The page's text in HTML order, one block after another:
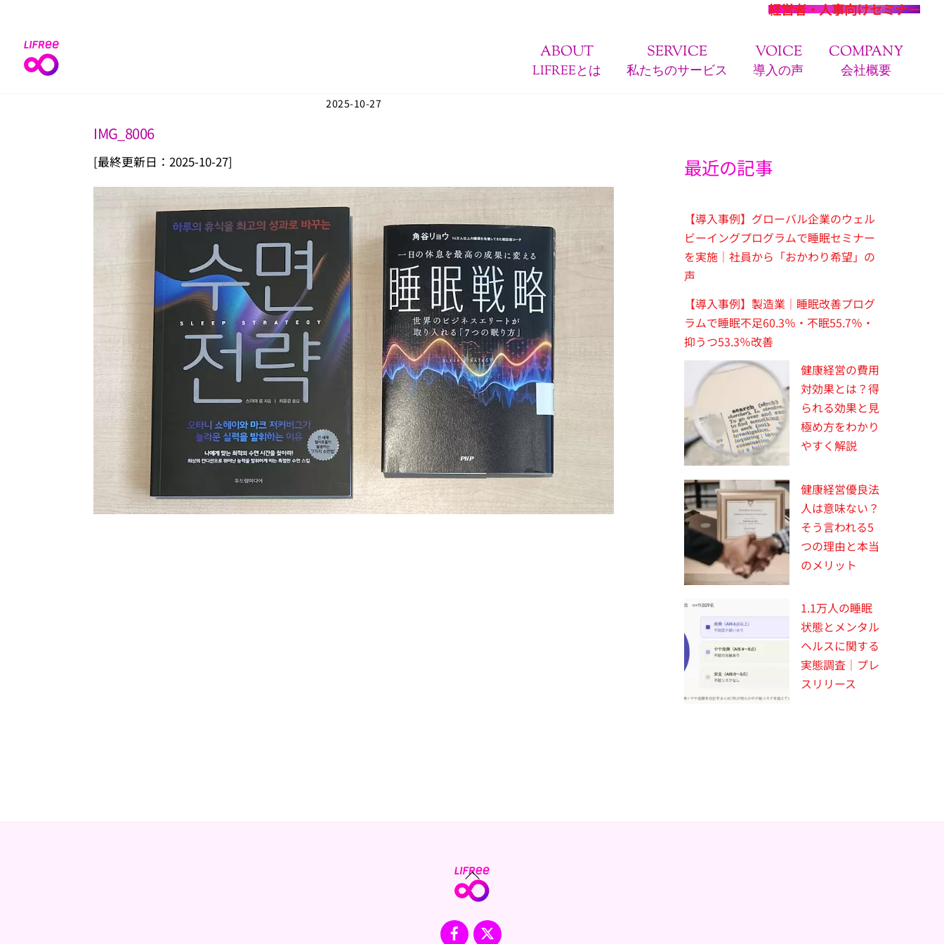
content
経営者・人事向けセミナー
ABOUT
LIFREEとは
SERVICE
私たちのサービス
VOICE
導入の声
COMPANY
会社概要
2025-10-27
IMG_8006
[最終更新日：2025-10-27] 最近の記事
【導入事例】グローバル企業のウェル
ビーイングプログラムで睡眠セミナー
を実施｜社員から「おかわり希望」の
声
【導入事例】製造業｜睡眠改善プログ
ラムで睡眠不足60.3％・不眠55.7％・
抑うつ53.3％改善
健康経営の費用
対効果とは？得
られる効果と見
極め方をわかり
やすく解説
健康経営優良法
人は意味ない？
そう言われる5
つの理由と本当
のメリット
1.1万人の睡眠
状態とメンタル
ヘルスに関する
実態調査｜プレ
スリリース
Back
To
Facebook
X